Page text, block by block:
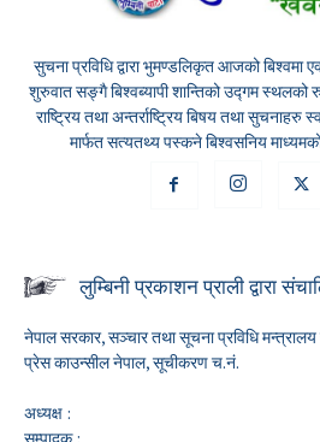
सुचना प्रविधि द्वारा भुमण्डलिकृत आजको बिश्वमा
शुरुवात सङ्गै बिश्वब्यापी शान्तिको उद्गम स्थलको
राष्ट्रिय तथा अन्तर्राष्ट्रिय बिषय तथा सुचनाहरु
मार्फत सत्यतथ्य पस्कने बिश्वसनिय माध्यमको
लुम्बिनी प्रकाशन प्राली द्वारा
नेपाल सरकार, सञ्चार तथा सूचना प्रविधि मन्त्रालय
प्रेस काउन्सील नेपाल, सूचीकरण च.नं.
अध्यक्ष :